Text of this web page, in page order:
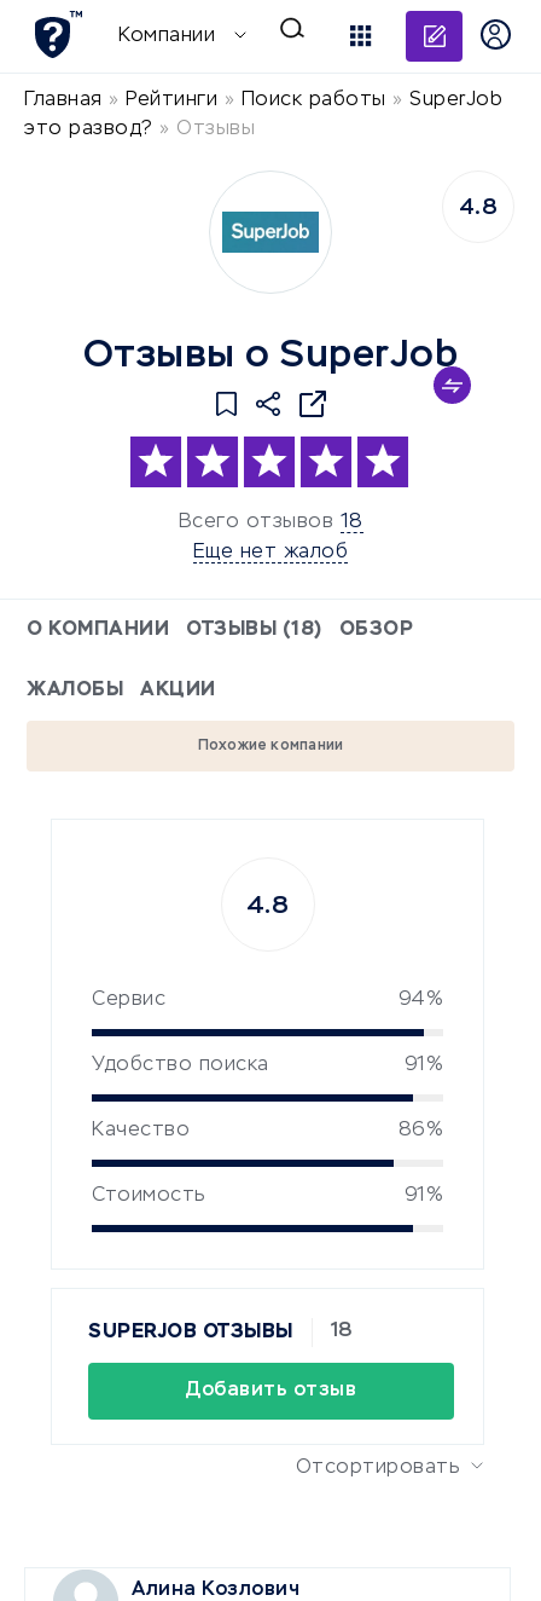
Компании
Главная » Рейтинги » Поиск работы » SuperJob
это развод? » Отзывы
Отзывы о SuperJob
Всего отзывов 18
Еще нет жалоб
4.8
О КОМПАНИИ ОТЗЫВЫ (18) ОБЗОР
ЖАЛОБЫ АКЦИИ
Похожие компании
Сервис 94%
Удобство поиска 91%
Качество 86%
Стоимость 91%
4.8
SUPERJOB ОТЗЫВЫ 18
Добавить отзыв
Отсортировать
Алина Козлович